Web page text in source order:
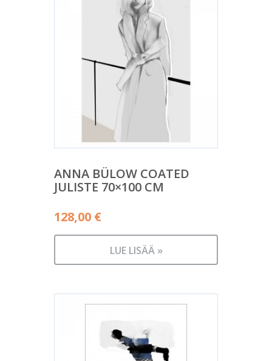
ANNA BÜLOW COATED
JULISTE 70×100 CM
128,00 €
LUE LISÄÄ »